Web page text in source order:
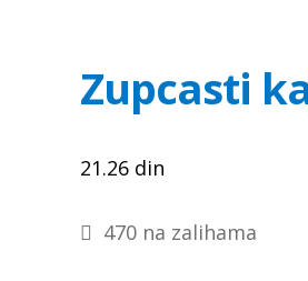
Zupcasti
21.26 din
470 na zalihama